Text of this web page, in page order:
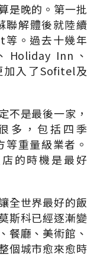
是晚的。第一批
聯解體後就陸續
。過去十幾年
Holiday Inn、
入了Sofitel及
不是最後一家，
多，包括四季
等重量級業者。
的時機是最好
全世界最好的飯
斯科已經逐漸變
餐廳、美術館、
個城市愈來愈時